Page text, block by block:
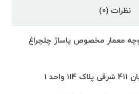
نظرات (0)
معمار مخصوص پاساژ چلچراغ